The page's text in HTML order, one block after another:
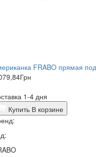
FRABO прямая
Грн
1-4 дня
Купить В корзине